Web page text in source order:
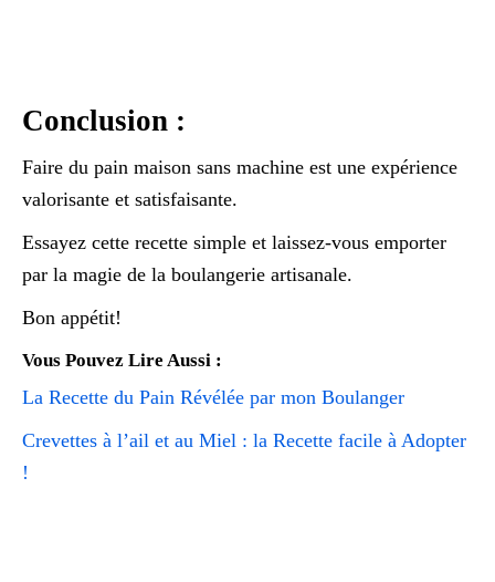
Conclusion :
Faire du pain maison sans machine est une expérience
valorisante et satisfaisante.
Essayez cette recette simple et laissez-vous emporter
par la magie de la boulangerie artisanale.
Bon appétit!
Vous Pouvez Lire Aussi :
La Recette du Pain Révélée par mon Boulanger
Crevettes à l’ail et au Miel : la Recette facile à Adopter
!